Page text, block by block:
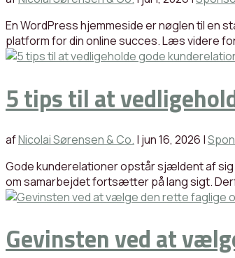
En WordPress hjemmeside er nøglen til en
platform for din online succes. Læs videre
5 tips til at
afNicolai Sørensen & Co. | jun 16, 2026 |
Gode kunderelationer opstår sjældent af
om samarbejdet fortsætter på lang sigt.
Gevinsten ved at